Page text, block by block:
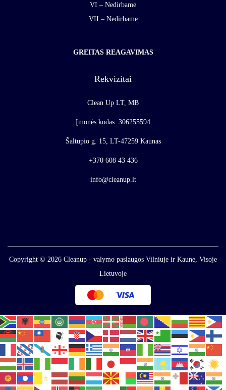
VI – Nedirbame
VII – Nedirbame
GREITAS REAGAVIMAS
Rekvizitai
Clean Up LT, MB
Įmonės kodas: 306255594
Šaltupio g. 15, LT-47259 Kaunas
+370 608 43 436
info@cleanup.lt
Copyright © 2026 Cleanup - valymo paslaugos Vilniuje ir Kaune, Visoje
Lietuvoje